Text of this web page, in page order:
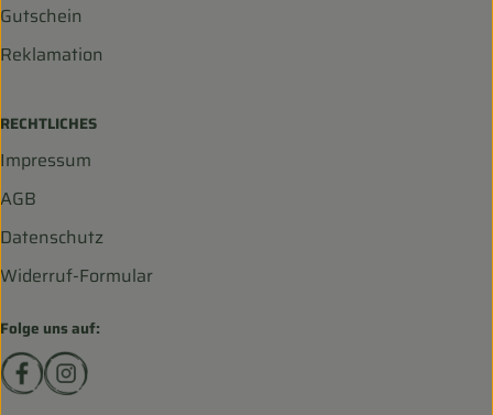
Gutschein
Reklamation
RECHTLICHES
Impressum
AGB
Datenschutz
Widerruf-Formular
Folge uns auf:
Externer Link zu https://www.facebook.com/
Externer Link zu https://www.instagram.com/